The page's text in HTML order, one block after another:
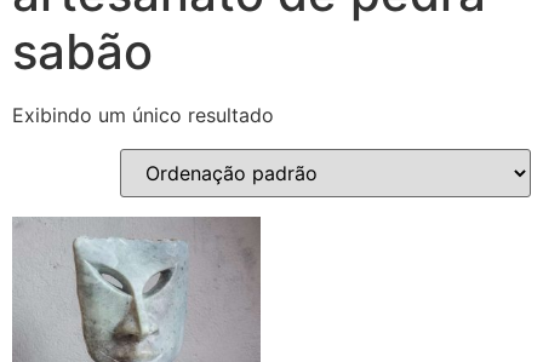
sabão
Exibindo um único resultado